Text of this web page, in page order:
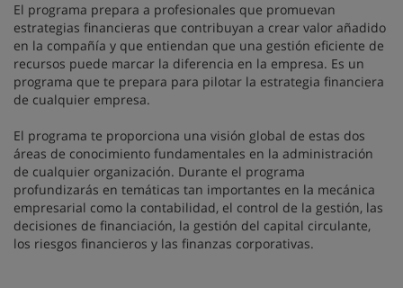
El programa prepara a profesionales que promuevan
estrategias financieras que contribuyan a crear valor añadido
en la compañía y que entiendan que una gestión eficiente de
recursos puede marcar la diferencia en la empresa. Es un
programa que te prepara para pilotar la estrategia financiera
de cualquier empresa.
El programa te proporciona una visión global de estas dos
áreas de conocimiento fundamentales en la administración
de cualquier organización. Durante el programa
profundizarás en temáticas tan importantes en la mecánica
empresarial como la contabilidad, el control de la gestión, las
decisiones de financiación, la gestión del capital circulante,
los riesgos financieros y las finanzas corporativas.